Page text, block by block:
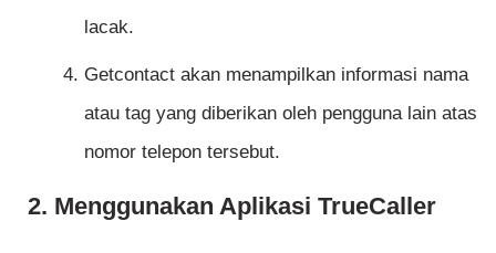
lacak.
Getcontact akan menampilkan informasi nama
atau tag yang diberikan oleh pengguna lain atas
nomor telepon tersebut.
2. Menggunakan Aplikasi TrueCaller